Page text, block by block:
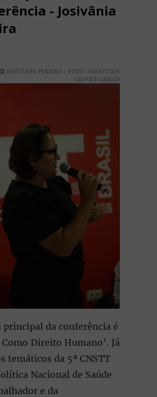
- Josivânia
JOSÍVÂNIA PEREIRA | FOTO: SEBASTIAN
CAUVET/AHEAD
principal da conferência é
Como Direito Humano’. Já
temáticos da 5ª CNSTT
Nacional de Saúde
e da